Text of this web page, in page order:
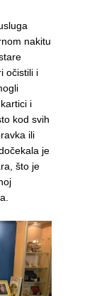
nakitu
očistili i
i
kod svih
ili
je
što je